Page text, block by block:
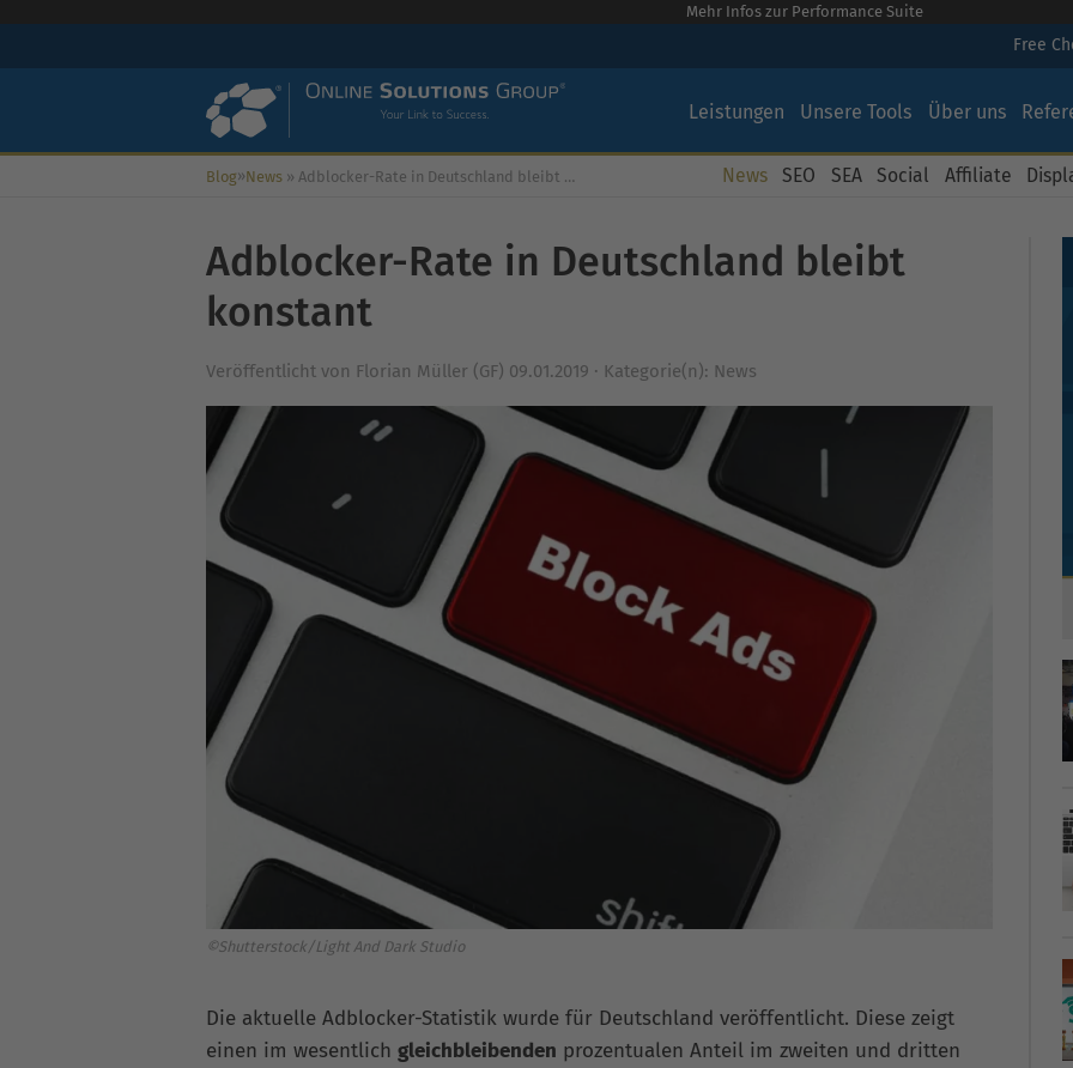
Mehr Infos zur Performance Suite
Free
Leistungen Unsere Tools Über uns
Blog»News » Adblocker-Rate in Deutschland bleibt konstant News SEO SEA Social Affiliate
Adblocker-Rate in Deutschland bleibt
konstant
Veröffentlicht von Florian Müller (GF) 09.01.2019 · Kategorie(n): News
©Shutterstock/Light And Dark Studio
Die aktuelle Adblocker-Statistik wurde für Deutschland veröffentlicht. Diese zeigt
einen im wesentlich gleichbleibenden prozentualen Anteil im zweiten und dritten